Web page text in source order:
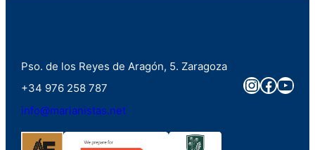
Pso. de los Reyes de Aragón, 5. Zaragoza
+34 976 258 787
info@marianistas.net